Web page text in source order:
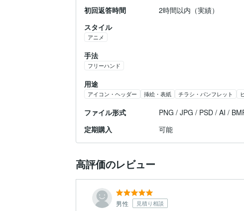
初回返答時間
2時間以内（実績）
スタイル
アニメ
手法
フリーハンド
用途
アイコン・ヘッダー 挿絵・表紙 チラシ・パンフレット
ファイル形式
PNG / JPG / PSD / AI /
定期購入
可能
高評価のレビュー
男性 見積り相談